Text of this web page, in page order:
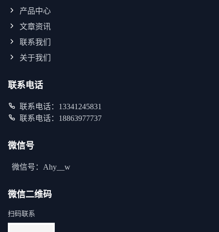
产品中心
文章资讯
联系我们
关于我们
联系电话
联系电话：13341245831
联系电话：18863977737
微信号
微信号：Ahy__w
微信二维码
扫码联系